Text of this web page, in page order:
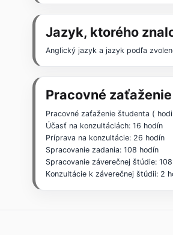
Jazyk, ktorého
Anglický jazyk a jazyk podľa
Pracovné
Pracovné zaťaženie študenta (
Účasť na konzultáciách: 16 hodín
Príprava na konzultácie: 26 hodín
Spracovanie zadania: 108 hodín
Spracovanie záverečnej štúdie:
Konzultácie k záverečnej štúdii: 2